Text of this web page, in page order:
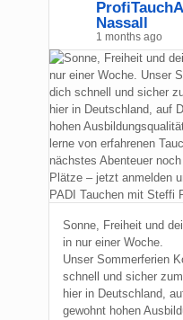
Nassall
1 months ago
Sonne, Freiheit und
in nur einer Woche.
Unser Sommerferien
schnell und sicher
hier in Deutschland,
gewohnt hohen